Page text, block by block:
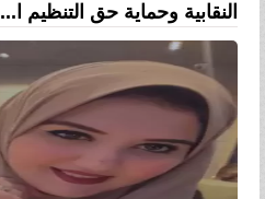
النقابية وحماية حق التنظيم ا...